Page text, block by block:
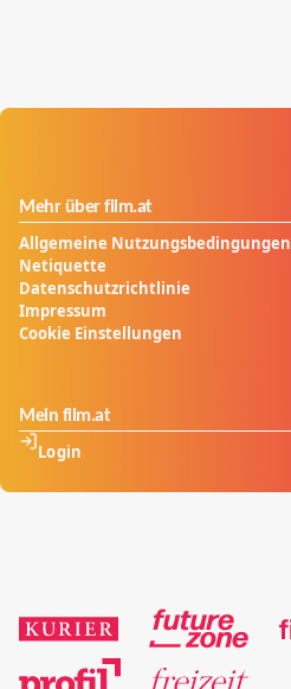
Mehr über film.at
Allgemeine Nutzungsbedingungen
Netiquette
Datenschutzrichtlinie
Impressum
Cookie Einstellungen
Mein film.at
Login